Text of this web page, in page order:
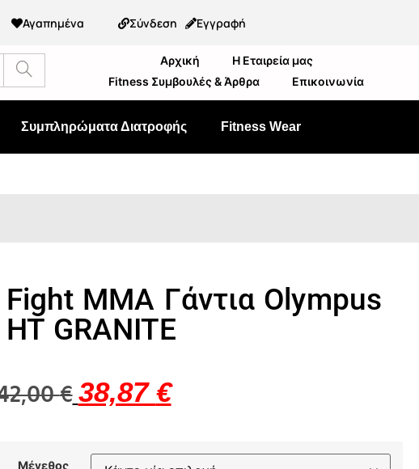
Αγαπημένα Σύνδεση Εγγραφή
Αρχική
Η Εταιρεία μας
Fitness Συμβουλές & Άρθρα
Επικοινωνία
Συμπληρώματα Διατροφής Fitness Wear
Fight MMA Γάντια Olympus
HT GRANITE
€ 38,87 €
Μέγεθος